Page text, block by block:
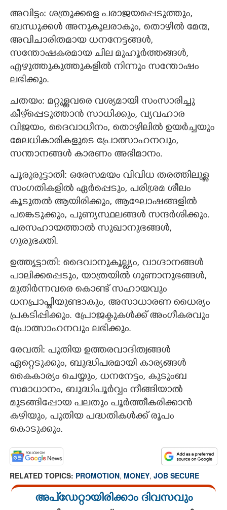
അവിട്ടം: ശത്രുക്കളെ പരാജയപ്പെടുത്തും,
ബന്ധുക്കൾ അനുകൂലരാകും, തൊഴിൽ മേന്മ,
അവിചാരിതമായ ധനനേട്ടങ്ങൾ,
സന്തോഷകരമായ ചില മുഹൂർത്തങ്ങൾ,
എഴുത്തുകുത്തുകളിൽ നിന്നും സന്തോഷം
ലഭിക്കും.
ചതയം: മറ്റുള്ളവരെ വശ്യമായി സംസാരിച്ചു
കീഴ്‌പ്പെടുത്താൻ സാധിക്കും, വ്യവഹാര
വിജയം, ദൈവാധീനം, തൊഴിലിൽ ഉയർച്ചയും
മേലധികാരികളുടെ പ്രോത്സാഹനവും,
സന്താനങ്ങൾ കാരണം അഭിമാനം.
പൂരുരുട്ടാതി: ഒരേസമയം വിവിധ തരത്തിലുള്ള
സംഗതികളിൽ ഏർപ്പെടും, പരിശ്രമ ശീലം
കൂടുതൽ ആയിരിക്കും, ആഘോഷങ്ങളിൽ
പങ്കെടുക്കും, പുണ്യസ്ഥലങ്ങൾ സന്ദർശിക്കും.
പരസഹായത്താൽ സുഖാനുഭങ്ങൾ,
ഗുരുഭക്തി.
ഉത്തൃട്ടാതി: ദൈവാനുകൂല്ല്യം, വാഗ്ദാനങ്ങൾ
പാലിക്കപ്പെടും, യാത്രയിൽ ഗുണാനുഭങ്ങൾ,
മുതിർന്നവരെ കൊണ്ട് സഹായവും
ധനപ്രാപ്തിയുണ്ടാകും, അസാധാരണ ധൈര്യം
പ്രകടിപ്പിക്കും. പ്രോജ‌ക്ടു‌കൾക്ക് അംഗീകരവും
പ്രോത്സാഹനവും ലഭിക്കും.
രേവതി: പുതിയ ഉത്തരവാദിത്വങ്ങൾ
ഏറ്റെടുക്കും, ബുദ്ധിപരമായി കാര്യങ്ങൾ
കൈകാര്യം ചെയ്യും, ധനനേട്ടം, കുടുംബ
സമാധാനം, ബുദ്ധിപൂർവ്വം നീങ്ങിയാൽ
മുടങ്ങിപ്പോയ പലതും പൂർത്തീകരിക്കാൻ
കഴിയും, പുതിയ പദ്ധതികൾക്ക് രൂപം
കൊടുക്കും.
RELATED TOPICS: PROMOTION, MONEY, JOB SECURE
അപ്ഡേറ്റായിരിക്കാം ദിവസവും
Share this link
Copy Link